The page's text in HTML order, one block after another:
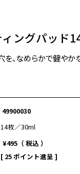
ングパッド
、なめらかで健やか
49900030
14枚／30ml
¥495
税込
[ 25ポイント進呈 ]